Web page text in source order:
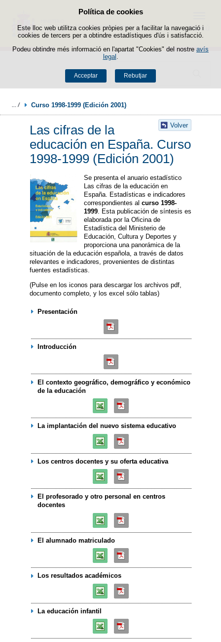
Política de cookies
Este lloc web utilitza cookies pròpies per a facilitar la navegació i
cookies de tercers per a obtindre estadístiques d'ús i satisfacció.
Podeu obtindre més informació en l'apartat "Cookies" del nostre avís
legal
Acceptar Rebutjar
Passar al contingut
Buscador
Menú
Curso 1998-1999 (Edición 2001)
Volver
Las cifras de la
educación en España. Curso
1998-1999 (Edición 2001)
Se presenta el anuario estadístico
Las cifras de la educación en
España. Estadísticas e indicadores
correspondientes al curso 1998-
1999 . Esta publicación de síntesis es
elaborada por la Oficina de
Estadística del Ministerio de
Educación, Cultura y Deportes y
proporciona una panorámica de la
situación de la educación española, a través de datos
relevantes e indicadores, provenientes de distintas
fuentes estadísticas.
(Pulse en los iconos para descargar los archivos pdf,
documento completo, y los excel sólo tablas)
Presentación
Introducción
El contexto geográfico, demográfico y económico
de la educación
La implantación del nuevo sistema educativo
Los centros docentes y su oferta educativa
El profesorado y otro personal en centros
docentes
El alumnado matriculado
Los resultados académicos
La educación infantil